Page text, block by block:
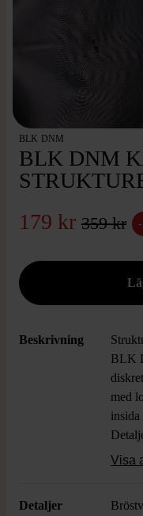
BLK DNM
BLK DNM
179 kr 359 kr
Beskrivning
BLK
med
Visa
Detaljer